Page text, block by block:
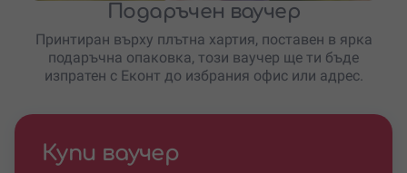
Подаръчен ваучер
Принтиран върху плътна хартия, поставен в ярка
подаръчна опаковка, този ваучер ще ти бъде
изпратен с Еконт до избрания офис или адрес.
Купи ваучер